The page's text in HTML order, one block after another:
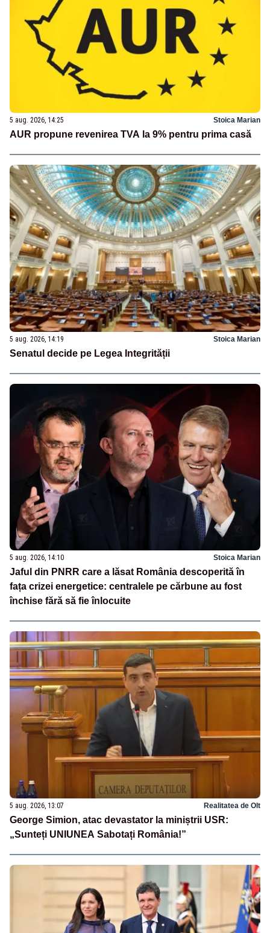
5 aug. 2026, 14:25 Stoica Marian
AUR propune revenirea TVA la 9% pentru prima casă
5 aug. 2026, 14:19 Stoica Marian
Senatul decide pe Legea Integrității
5 aug. 2026, 14:10 Stoica Marian
Jaful din PNRR care a lăsat România descoperită în
fața crizei energetice: centralele pe cărbune au fost
închise fără să fie înlocuite
5 aug. 2026, 13:07 Realitatea de Olt
George Simion, atac devastator la miniștrii USR:
„Sunteți UNIUNEA Sabotați România!”